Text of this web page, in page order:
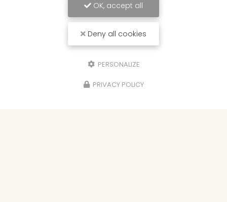
OK, accept all
Deny all cookies
PERSONALIZE
PRIVACY POLICY